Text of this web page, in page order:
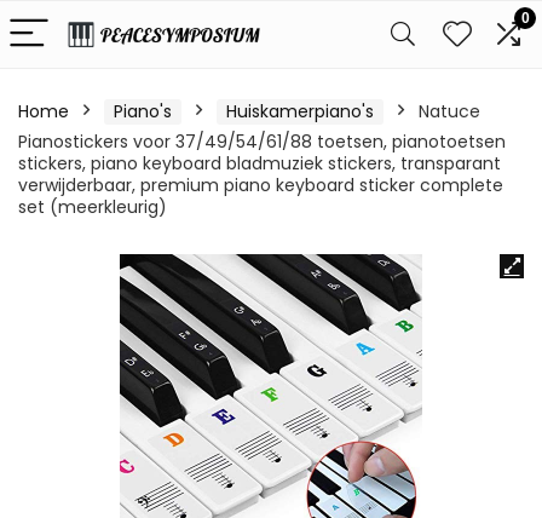
0
Home Piano's Huiskamerpiano's
Natuce
Pianostickers voor 37/49/54/61/88 toetsen, pianotoetsen
stickers, piano keyboard bladmuziek stickers, transparant
verwijderbaar, premium piano keyboard sticker complete
set (meerkleurig)